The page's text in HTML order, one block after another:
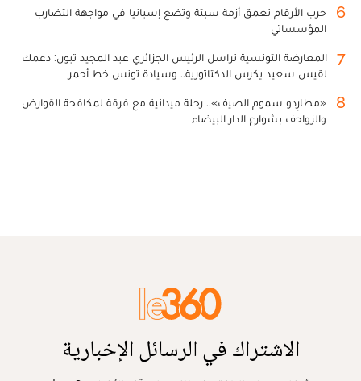
6
حرب الأرقام تعمق أزمة سبتة وتضع إسبانيا في مواجهة التضارب
المؤسساتي
7
المعارضة التونسية تراسل الرئيس الجزائري عبد المجيد تبون: دعمك
لقيس سعيد يكرس الدكتاتورية.. وسيادة تونس خط أحمر
8
«مطارِدو سموم الصيف».. رحلة ميدانية مع فرقة لمكافحة القوارض
والزواحف بشوارع الدار البيضاء
الاشتراك في الرسائل الإخبارية